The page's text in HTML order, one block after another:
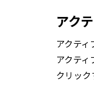
アク
アクテ
アクテ
クリック